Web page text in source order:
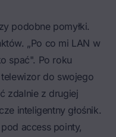
podobne pomyłki.
„Po co mi LAN w
spać". Po roku
do swojego
zdalnie z drugiej
inteligentny głośnik.
access pointy,